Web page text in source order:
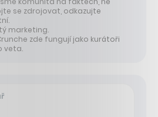
se zdrojovat, odkazujte
marketing.
zde fungují jako kurátoři
veta.